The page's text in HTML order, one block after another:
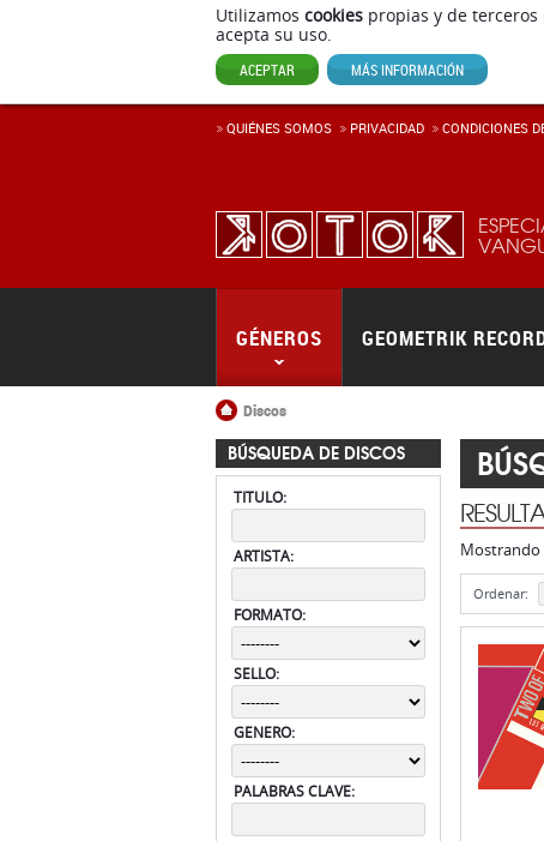
Utilizamos cookies propias y de
acepta su uso.
ACEPTAR MÁS INFORMACIÓN
Inicio
Discos
GÉNEROS GEOMETRIK
QUIÉNES SOMOS PRIVACIDAD CONDICIONES
BÚSQUEDA DE DISCOS
TITULO:
ARTISTA:
FORMATO:
SELLO:
GENERO:
PALABRAS CLAVE:
Mostrando
Ordenar: